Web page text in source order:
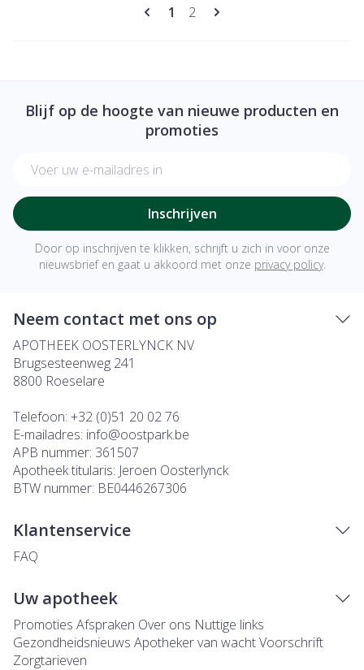
Pagina's
U lees momenteel pagina
1 Pagina
2
Blijf op de hoogte van nieuwe producten en
promoties
Inschrijven
Door op inschrijven te klikken, schrijft u zich in voor onze
nieuwsbrief en gaat u akkoord met onze privacy policy.
Neem contact met ons op
APOTHEEK OOSTERLYNCK NV
Brugsesteenweg 241
8800 Roeselare
Telefoon: +32 (0)51 20 02 76
E-mailadres: info@oostpark.be
APB nummer: 361507
Apotheek titularis: Jeroen Oosterlynck
BTW nummer: BE0446267306
Klantenservice
FAQ
Uw apotheek
Promoties Afspraken Over ons Nuttige links
Gezondheidsnieuws Apotheker van wachtVoorschrift
Zorgtarieven